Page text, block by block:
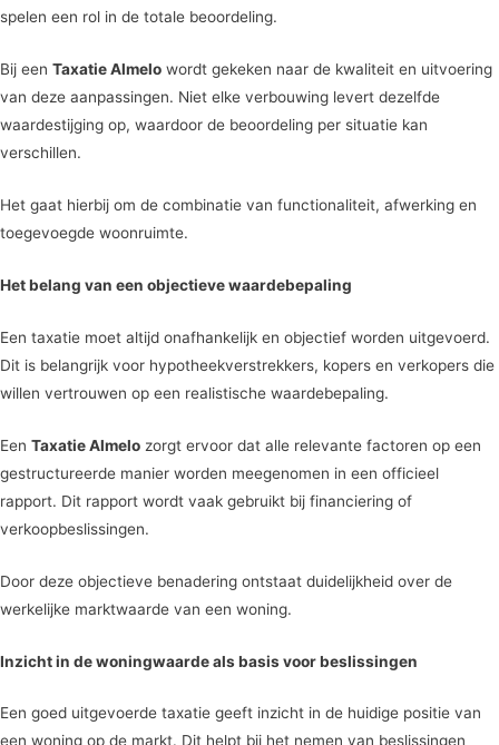
spelen een rol in de totale beoordeling.
Bij een Taxatie Almelo wordt gekeken naar de kwaliteit en uitvoering
van deze aanpassingen. Niet elke verbouwing levert dezelfde
waardestijging op, waardoor de beoordeling per situatie kan
verschillen.
Het gaat hierbij om de combinatie van functionaliteit, afwerking en
toegevoegde woonruimte.
Het belang van een objectieve waardebepaling
Een taxatie moet altijd onafhankelijk en objectief worden uitgevoerd.
Dit is belangrijk voor hypotheekverstrekkers, kopers en verkopers die
willen vertrouwen op een realistische waardebepaling.
Een Taxatie Almelo zorgt ervoor dat alle relevante factoren op een
gestructureerde manier worden meegenomen in een officieel
rapport. Dit rapport wordt vaak gebruikt bij financiering of
verkoopbeslissingen.
Door deze objectieve benadering ontstaat duidelijkheid over de
werkelijke marktwaarde van een woning.
Inzicht in de woningwaarde als basis voor beslissingen
Een goed uitgevoerde taxatie geeft inzicht in de huidige positie van
een woning op de markt. Dit helpt bij het nemen van beslissingen